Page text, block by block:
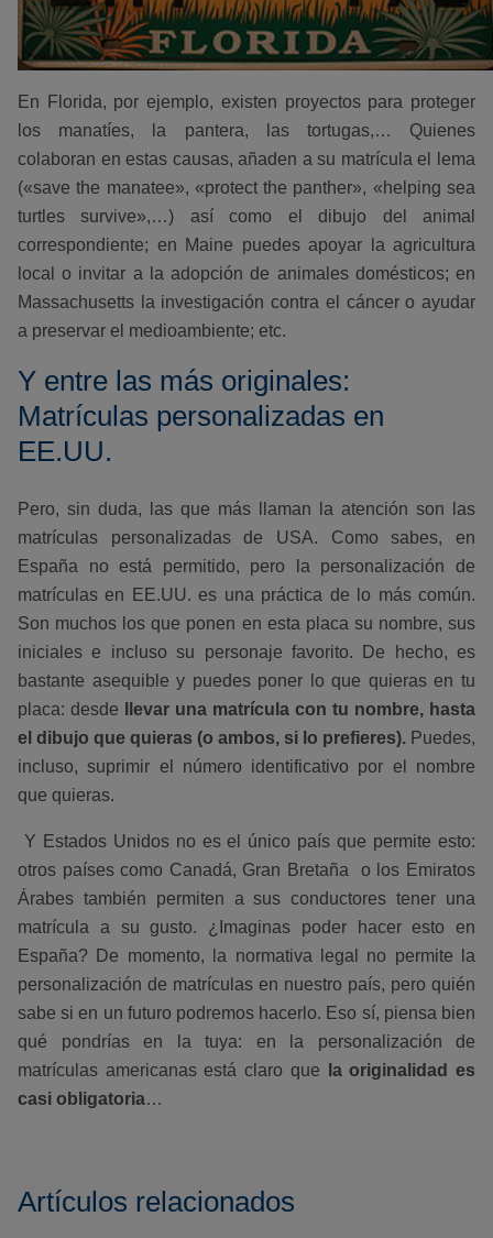
En Florida, por ejemplo, existen proyectos para proteger
los manatíes, la pantera, las tortugas,… Quienes
colaboran en estas causas, añaden a su matrícula el lema
(«save the manatee», «protect the panther», «helping sea
turtles survive»,…) así como el dibujo del animal
correspondiente; en Maine puedes apoyar la agricultura
local o invitar a la adopción de animales domésticos; en
Massachusetts la investigación contra el cáncer o ayudar
a preservar el medioambiente; etc.
Y entre las más originales:
Matrículas personalizadas en
EE.UU.
Pero, sin duda, las que más llaman la atención son las
matrículas personalizadas de USA. Como sabes, en
España no está permitido, pero la personalización de
matrículas en EE.UU. es una práctica de lo más común.
Son muchos los que ponen en esta placa su nombre, sus
iniciales e incluso su personaje favorito. De hecho, es
bastante asequible y puedes poner lo que quieras en tu
placa: desde llevar una matrícula con tu nombre, hasta
el dibujo que quieras (o ambos, si lo prefieres). Puedes,
incluso, suprimir el número identificativo por el nombre
que quieras.
Y Estados Unidos no es el único país que permite esto:
otros países como Canadá, Gran Bretaña o los Emiratos
Árabes también permiten a sus conductores tener una
matrícula a su gusto. ¿Imaginas poder hacer esto en
España? De momento, la normativa legal no permite la
personalización de matrículas en nuestro país, pero quién
sabe si en un futuro podremos hacerlo. Eso sí, piensa bien
qué pondrías en la tuya: en la personalización de
matrículas americanas está claro que
la originalidad es
casi obligatoria…
Artículos relacionados